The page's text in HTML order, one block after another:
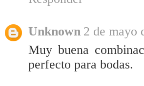
Unknown 2 de mayo
Muy buena
perfecto para bodas.